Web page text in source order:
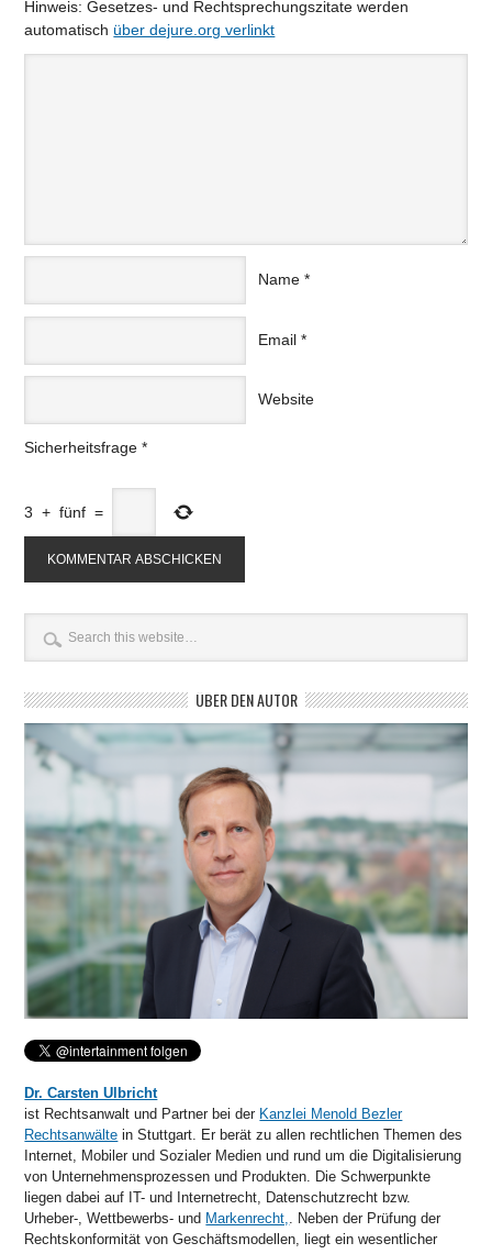
Hinweis: Gesetzes- und Rechtsprechungszitate werden
automatisch über dejure.org verlinkt
Name *
Email *
Website
Sicherheitsfrage *
3 + fünf =
ÜBER DEN AUTOR
Dr. Carsten Ulbricht
ist Rechtsanwalt und Partner bei der Kanzlei Menold Bezler
Rechtsanwälte in Stuttgart. Er berät zu allen rechtlichen Themen des
Internet, Mobiler und Sozialer Medien und rund um die Digitalisierung
von Unternehmensprozessen und Produkten. Die Schwerpunkte
liegen dabei auf IT- und Internetrecht, Datenschutzrecht bzw.
Urheber-, Wettbewerbs- und Markenrecht,
. Neben der Prüfung der
Rechtskonformität von Geschäftsmodellen, liegt ein wesentlicher